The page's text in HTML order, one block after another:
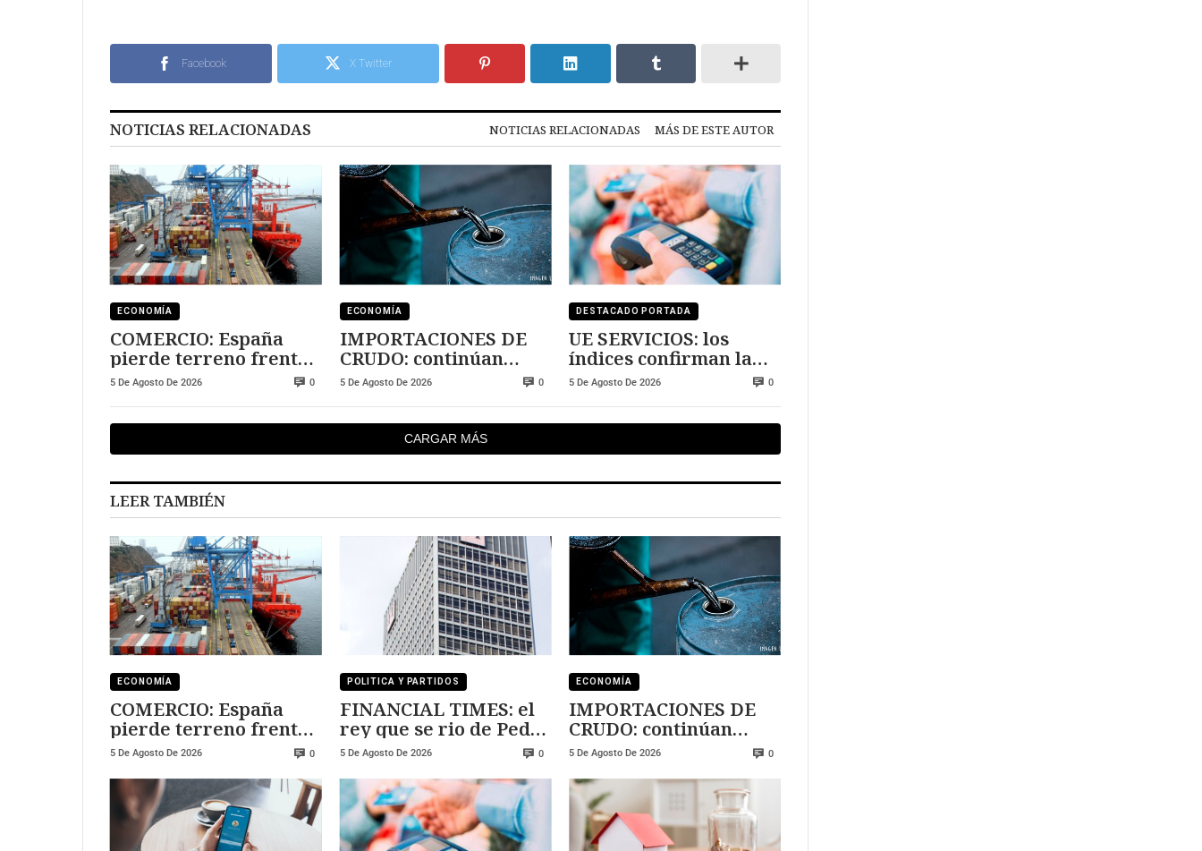
Facebook X Twitter
NOTICIAS RELACIONADAS NOTICIAS RELACIONADAS MÁS DE ESTE AUTOR
ECONOMÍA
COMERCIO: España
pierde terreno frente
a Marruecos
5 De Agosto De 2026 0
ECONOMÍA
IMPORTACIONES DE
CRUDO: continúan
creciendo
5 De Agosto De 2026 0
DESTACADO PORTADA
UE SERVICIOS: los
índices confirman la
expansión
5 De Agosto De 2026 0
CARGAR MÁS
LEER TAMBIÉN
ECONOMÍA
COMERCIO: España
pierde terreno frente
a Marruecos
5 De Agosto De 2026 0
POLITICA Y PARTIDOS
FINANCIAL TIMES: el
rey que se rio de Pedro
Sanchez
5 De Agosto De 2026 0
ECONOMÍA
IMPORTACIONES DE
CRUDO: continúan
creciendo
5 De Agosto De 2026 0